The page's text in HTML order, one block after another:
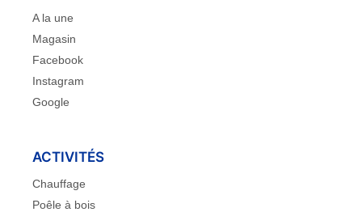
A la une
Magasin
Facebook
Instagram
Google
ACTIVITÉS
Chauffage
Poêle à bois